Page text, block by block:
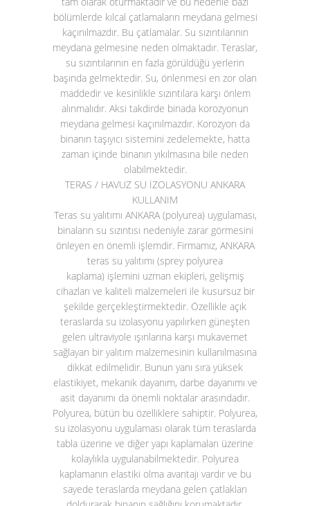
bölümlerde kılcal çatlamaların meydana gelmesi
kaçınılmazdır. Bu çatlamalar. Su sızıntılarının
meydana gelmesine neden olmaktadır. Teraslar,
su sızıntılarının en fazla görüldüğü yerlerin
başında gelmektedir. Su, önlenmesi en zor olan
maddedir ve kesinlikle sızıntılara karşı önlem
alınmalıdır. Aksi takdirde binada korozyonun
meydana gelmesi kaçınılmazdır. Korozyon da
binanın taşıyıcı sistemini zedelemekte, hatta
zaman içinde binanın yıkılmasına bile neden
olabilmektedir.
TERAS / HAVUZ SU İZOLASYONU ANKARA
KULLANIM
Teras su yalıtımı ANKARA (polyurea)uygulaması,
binaların su sızıntısı nedeniyle zarar görmesini
önleyen en önemli işlemdir. Firmamız, ANKARA
teras su yalıtımı (sprey polyurea
kaplama)işlemini uzman ekipleri, gelişmiş
cihazları ve kaliteli malzemeleri ile kusursuz bir
şekilde gerçekleştirmektedir. Özellikle açık
teraslarda su izolasyonu yapılırken güneşten
gelen ultraviyole ışınlarına karşı mukavemet
sağlayan bir yalıtım malzemesinin kullanılmasına
dikkat edilmelidir. Bunun yanı sıra yüksek
elastikiyet, mekanik dayanım, darbe dayanımı ve
asit dayanımı da önemli noktalar arasındadır.
Polyurea, bütün bu özelliklere sahiptir. Polyurea,
su izolasyonu uygulaması olarak tüm teraslarda
tabla üzerine ve diğer yapı kaplamaları üzerine
kolaylıkla uygulanabilmektedir. Polyurea
kaplamanın elastiki olma avantajı vardır ve bu
sayede teraslarda meydana gelen çatlakları